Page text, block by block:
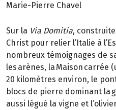
Marie-Pierre Chavel
Sur la Via Domitia,
Christ pour relier l’Italie à
nombreux témoignages de
les arènes, la Maison carrée
20 kilomètres environ, le
blocs de pierre dominant la
aussi légué la vigne et